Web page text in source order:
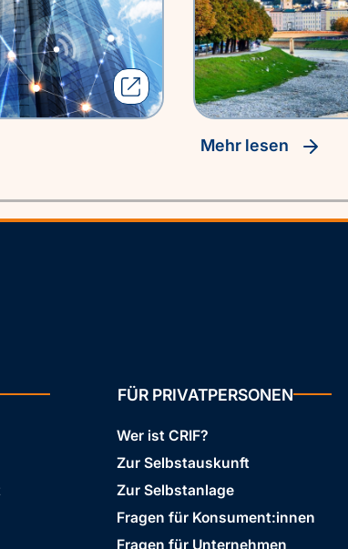
Mehr lesen
FÜR PRIVATPERSONEN
Wer ist CRIF?
Zur Selbstauskunft
Zur Selbstanlage
Fragen für Konsument:innen
Fragen für Unternehmen